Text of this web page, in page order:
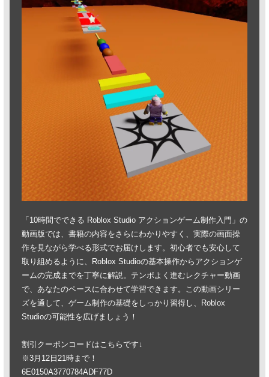
「10時間でできる Roblox Studio アクションゲーム制作入門」の
動画版では、書籍の内容をさらにわかりやすく、実際の画面操
作を見ながら学べる形式でお届けします。初心者でも安心して
取り組めるように、Roblox Studioの基本操作からアクションゲ
ームの完成までを丁寧に解説。テンポよく進むレクチャー動画
で、あなたのペースに合わせて学習できます。この動画シリー
ズを通して、ゲーム制作の基礎をしっかり習得し、Roblox
Studioの可能性を広げましょう！
割引クーポンコードはこちらです↓
※3月12日21時まで！
6E0150A3770784ADF77D